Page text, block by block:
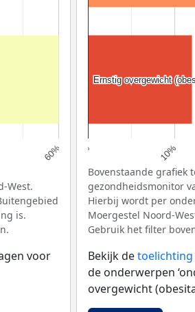
60%
West.
is.
voor
0% 10%
Ernstig overgewicht
Ernstig overgewicht
Bovenstaande grafiek
gezondheidsmonitor
Hierbij wordt per
Moergestel Noord-
Gebruik het filter
Bekijk detoelichting
de onderwerpen
overgewicht